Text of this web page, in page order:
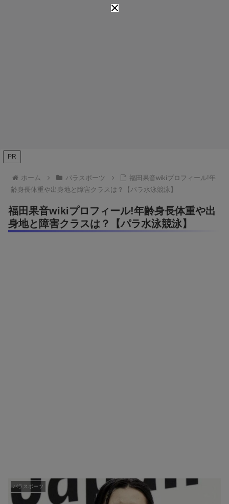
PR
ホーム パラスポーツ
福田果音wikiプロフィール!年
齢身長体重や出身地と障害クラスは？【パラ水泳競泳】
福田果音wikiプロフィール!年齢身長体重や出
身地と障害クラスは？【パラ水泳競泳】
パラスポーツ